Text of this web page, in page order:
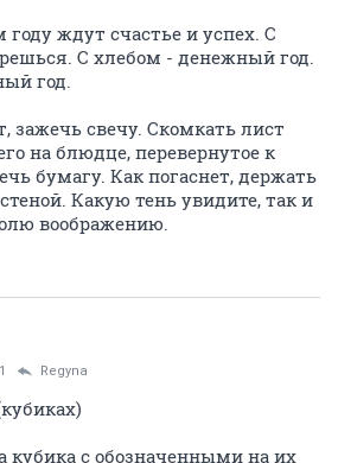
ждут счастье и успех. С
С хлебом - денежный год.
год.
зажечь свечу. Скомкать лист
на блюдце, перевернутое к
бумагу. Как погаснет, держать
Какую тень увидите, так и
воображению.
Regyna
кубика с обозначенными на их